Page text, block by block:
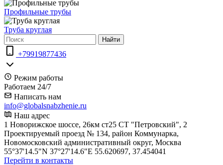
Профильные трубы
Труба круглая
Найти
+79919877436
Режим работы
Работаем 24/7
Написать нам
info@globalsnabzhenie.ru
Наш адрес
1 Новорижское шоссе, 26км ст25 СТ "Петровский", 2
Проектируемый проезд № 134, район Коммунарка,
Новомосковский административный округ, Москва
55°37'14.5"N 37°27'14.6"E 55.620697, 37.454041
Перейти в контакты